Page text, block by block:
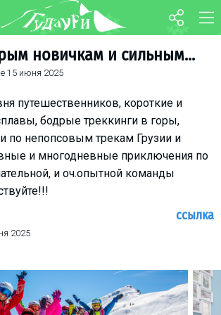
новичкам и сильным...
15 июня 2025
путешественников, короткие и
бодрые треккинги в горы,
по непопсовым трекам Грузии и
и многодневные приключения по
и оч.опытной команды
ссылка
2025
КАРТА
ТРАНСФЕР
Телеграм-канал
Гудаури
INFO